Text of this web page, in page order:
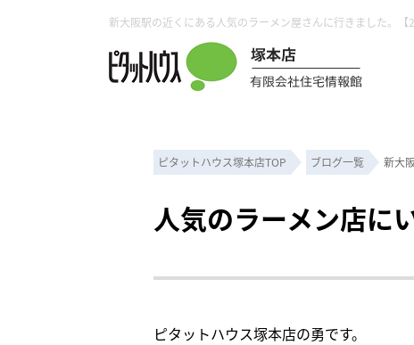
ピタットハウス塚本店TOP ブログ一覧 新大
人気のラーメン店に
ピタットハウス塚本店の勇です。